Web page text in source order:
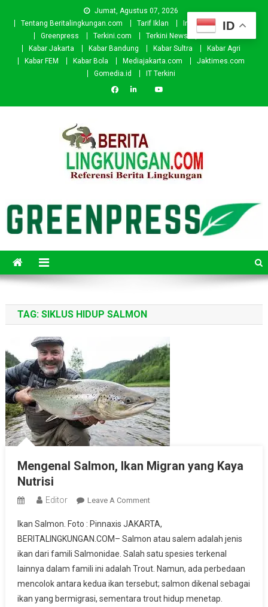
Jumat, Agustus 07, 2026
Tentang Beritalingkungan.com
Tarif Iklan Investor
Donasi
Greenpress
Terkini.com Terkini News
Kabar.id
Kabar Jakarta
Kabar Bandung Kabar Sultra
Kabar Agri
Kabar FEM
Kabar Bola Mediajakarta.com
Jaktimes.com
Gomedia.id
IT Terkini
TAG: SIKLUS HIDUP SALMON
Mengenal Salmon, Ikan Migran yang Kaya
Nutrisi
Editor Leave A CommentOn
Salmon,
Ikan
Migran
Yang
Kaya
Nutrisi
Ikan Salmon. Foto : Pinnaxis JAKARTA,
BERITALINGKUNGAN.COM– Salmon atau salem adalah jenis
ikan dari famili Salmonidae. Salah satu spesies terkenal
lainnya dalam famili ini adalah Trout. Namun, ada perbedaan
mencolok antara kedua ikan tersebut; salmon dikenal sebagai
ikan yang bermigrasi, sementara trout hidup menetap.
ID